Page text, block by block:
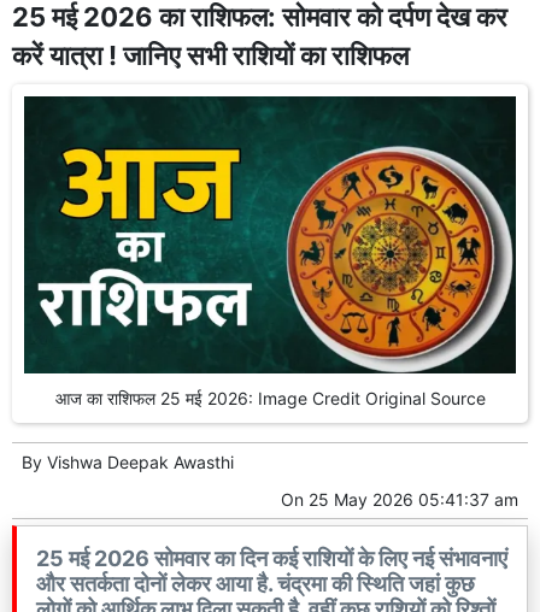
25 मई 2026 का राशिफल: सोमवार को दर्पण देख कर
करें यात्रा ! जानिए सभी राशियों का राशिफल
आज का राशिफल 25 मई 2026: Image Credit Original Source
By Vishwa Deepak Awasthi
On 25 May 2026 05:41:37 am
25 मई 2026 सोमवार का दिन कई राशियों के लिए नई संभावनाएं
और सतर्कता दोनों लेकर आया है. चंद्रमा की स्थिति जहां कुछ